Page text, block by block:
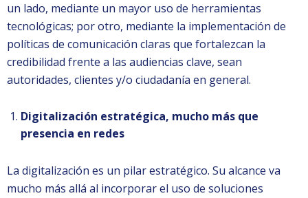
un lado, mediante un mayor uso de herramientas
tecnológicas; por otro, mediante la implementación de
políticas de comunicación claras que fortalezcan la
credibilidad frente a las audiencias clave, sean
autoridades, clientes y/o ciudadanía en general.
Digitalización estratégica, mucho más que
presencia en redes
La digitalización es un pilar estratégico. Su alcance va
mucho más allá al incorporar el uso de soluciones